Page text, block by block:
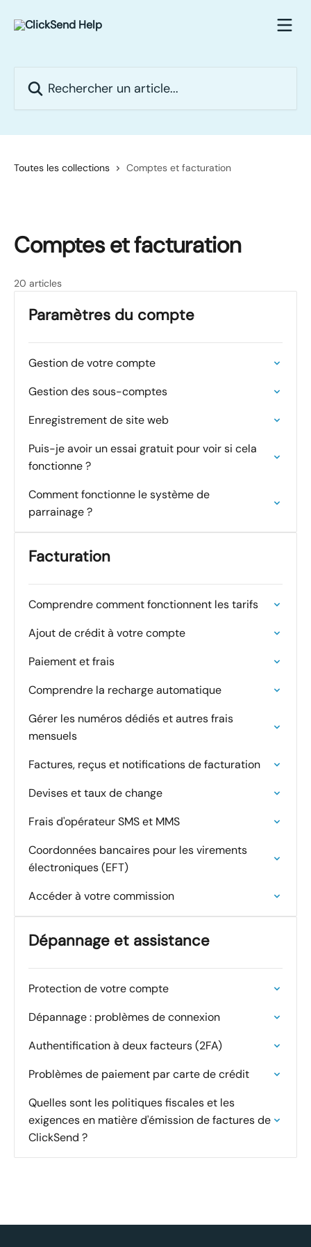
Toutes les collections Comptes et facturation
Comptes et facturation
20 articles
Paramètres du compte
Gestion de votre compte
Gestion des sous-comptes
Enregistrement de site web
Puis-je avoir un essai gratuit pour voir si cela
fonctionne ?
Comment fonctionne le système de
parrainage ?
Facturation
Comprendre comment fonctionnent les tarifs
Ajout de crédit à votre compte
Paiement et frais
Comprendre la recharge automatique
Gérer les numéros dédiés et autres frais
mensuels
Factures, reçus et notifications de facturation
Devises et taux de change
Frais d'opérateur SMS et MMS
Coordonnées bancaires pour les virements
électroniques (EFT)
Accéder à votre commission
Dépannage et assistance
Protection de votre compte
Dépannage : problèmes de connexion
Authentification à deux facteurs (2FA)
Problèmes de paiement par carte de crédit
Quelles sont les politiques fiscales et les
exigences en matière d'émission de factures de
ClickSend ?